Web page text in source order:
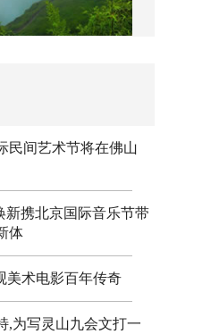
民间艺术节将在佛山
新携北京国际音乐节带
体
美术电影百年传奇
,为写灵山九会文打一